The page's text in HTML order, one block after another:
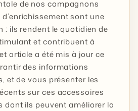
de nos compagnons
sont une
: ils rendent le quotidien de
et contribuent à
article a été mis à jour ce
des informations
et de vous présenter les
sur ces accessoires
dont ils peuvent améliorer la